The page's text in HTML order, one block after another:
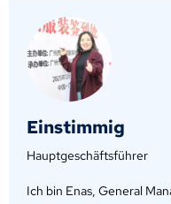
Einstimmig
Hauptgeschäftsführer
Ich bin Enas, General